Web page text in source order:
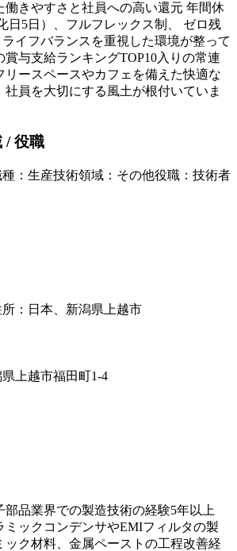
働きやすさと社員への高い還元 年間休
日5日）、フルフレックス制、 ゼロ残
イフバランスを重視した環境が整って
賞与支給ランキングTOP10入りの常連
リースペースやカフェを備えた快適な
社員を大切にする風土が根付いていま
/ 役職
種 ： 生産技術領域 ： その他役職 ： 技術者
所 ： 日本、新潟県上越市
上越市福田町1-4
部品業界での製造技術の経験5年以上
ミックコンデンサやEMIフィルタの製
ック材料、金属ペーストの工程改善経